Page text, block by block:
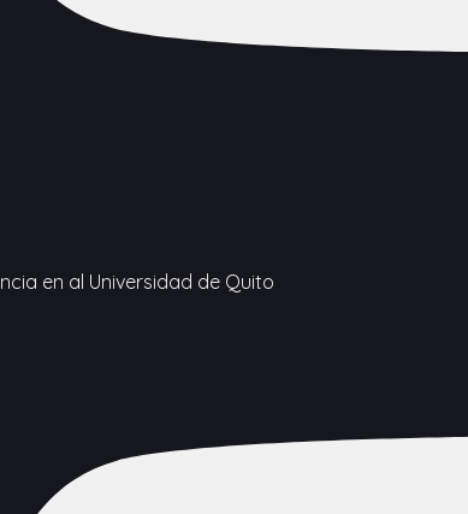
en al Universidad de Quito